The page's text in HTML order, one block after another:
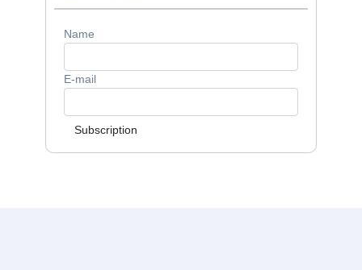
Name
E-mail
Subscription